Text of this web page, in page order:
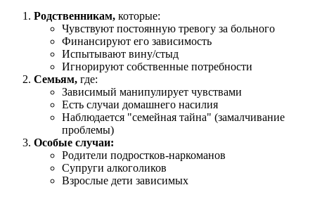
Родственникам, которые:
Чувствуют постоянную тревогу за больного
Финансируют его зависимость
Испытывают вину/стыд
Игнорируют собственные потребности
Семьям, где:
Зависимый манипулирует чувствами
Есть случаи домашнего насилия
Наблюдается "семейная тайна" (замалчивание
проблемы)
Особые случаи:
Родители подростков-наркоманов
Супруги алкоголиков
Взрослые дети зависимых